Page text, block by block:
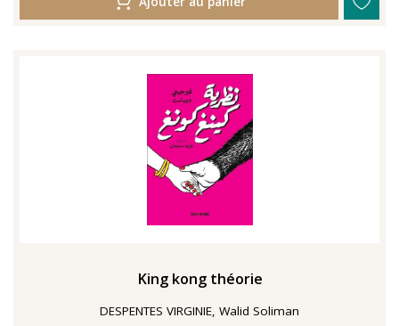
King kong théorie
DESPENTES VIRGINIE, Walid Soliman